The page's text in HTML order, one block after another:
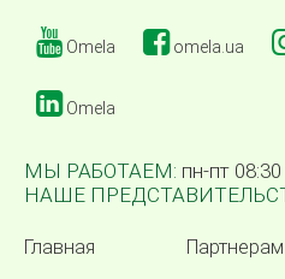
Omela omela.ua
Omela
МЫ РАБОТАЕМ: пн-пт
НАШЕ
Главная Партнерам